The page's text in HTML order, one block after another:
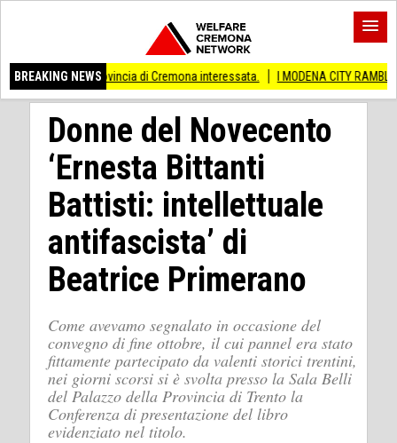
BREAKING NEWS
provincia di Cremona interessata. I MODENA CITY RAMBLERS ARRIVANO
Donne del Novecento
‘Ernesta Bittanti
Battisti: intellettuale
antifascista’ di
Beatrice Primerano
Come avevamo segnalato in occasione del
convegno di fine ottobre, il cui pannel era stato
fittamente partecipato da valenti storici trentini,
nei giorni scorsi si è svolta presso la Sala Belli
del Palazzo della Provincia di Trento la
Conferenza di presentazione del libro
evidenziato nel titolo.